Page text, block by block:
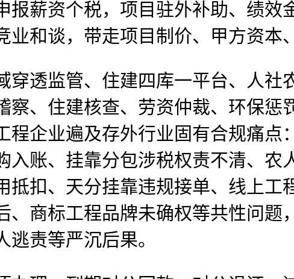
报薪资个税，项目驻外补助、绩效
和谈，带走项目制价、甲方资本
透监管、住建四库一平台、人社
察、住建核查、劳资仲裁、环保惩
程企业遍及存外行业固有合规痛点
入账、挂靠分包涉税权责不清、农
抵扣、天分挂靠违规接单、线上工
、商标工程品牌未确权等共性问题
责等严沉后果。